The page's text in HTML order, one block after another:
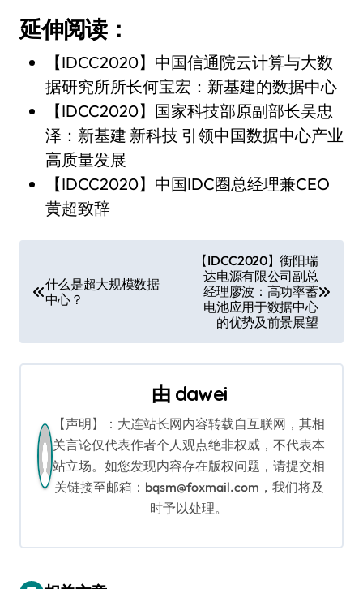
延伸阅读：
【IDCC2020】中国信通院云计算与大数
据研究所所长何宝宏：新基建的数据中心
【IDCC2020】国家科技部原副部长吴忠
泽：新基建 新科技 引领中国数据中心产业
高质量发展
【IDCC2020】中国IDC圈总经理兼CEO
黄超致辞
章
航
什么是超大规模数据
中心？
【IDCC2020】衡阳瑞
达电源有限公司副总
经理廖波：高功率蓄
电池应用于数据中心
的优势及前景展望
由 dawei
【声明】：大连站长网内容转载自互联网，其相
关言论仅代表作者个人观点绝非权威，不代表本
站立场。如您发现内容存在版权问题，请提交相
关链接至邮箱：bqsm@foxmail.com，我们将及
时予以处理。